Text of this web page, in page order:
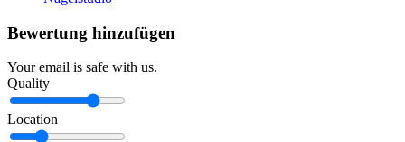
Bewertung hinzufügen
Your email is safe with us.
Quality
Location